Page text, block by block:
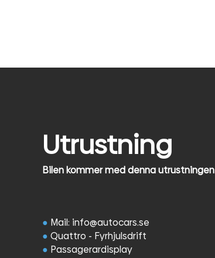
Utrustning
Bilen kommer med denna utrustningen
● Mail: info@autocars.se
● Quattro - Fyrhjulsdrift
● Passagerardisplay